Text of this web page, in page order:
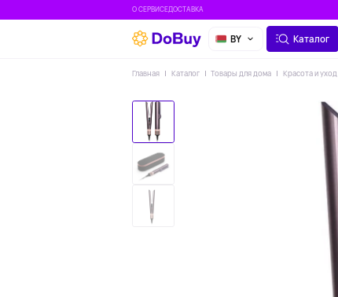
О СЕРВИСЕДОСТАВКА
BY Каталог
Главная Каталог Товары для дома Красота и уход